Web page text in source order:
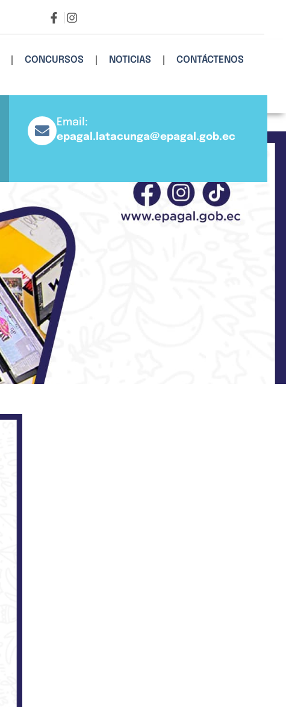
CONCURSOS NOTICIAS CONTÁCTENOS
Email:
epagal.latacunga@epagal.gob.ec